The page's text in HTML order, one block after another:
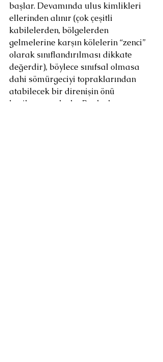
başlar. Devamında ulus kimlikleri
ellerinden alınır (çok çeşitli
kabilelerden, bölgelerden
gelmelerine karşın kölelerin “zenci”
olarak sınıflandırılması dikkate
değerdir), böylece sınıfsal olmasa
dahi sömürgeciyi topraklarından
atabilecek bir direnişin önü
kesilmeye çalışılır. Bunlarla